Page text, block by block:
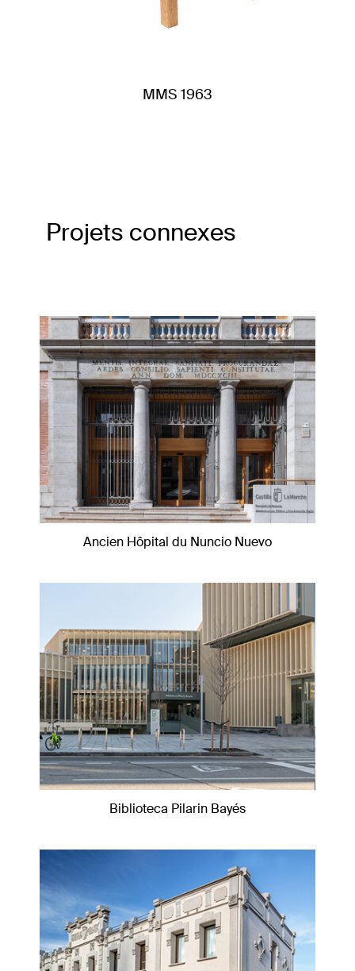
MMS 1963
Projets connexes
Ancien Hôpital du Nuncio Nuevo
Biblioteca Pilarin Bayés